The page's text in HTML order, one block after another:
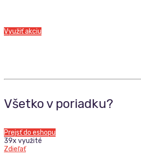
Využiť akciu
Všetko v poriadku?
Prejsť do eshopu
39x využité
Zdieľať